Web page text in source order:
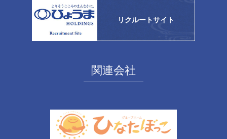
リクルートサイト
関連会社